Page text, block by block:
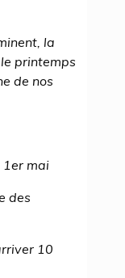
la
printemps
de nos
1er mai
des
10